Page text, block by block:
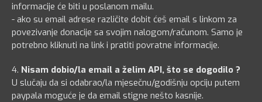
informacije će biti u poslanom mailu.
- ako su email adrese različite dobit ćeš email s linkom za
povezivanje donacije sa svojim nalogom/računom. Samo je
potrebno kliknuti na link i pratiti povratne informacije.
4. Nisam dobio/la email a želim API, što se dogodilo ?
U slučaju da si odabrao/la mjesečnu/godišnju opciju putem
paypala moguće je da email stigne nešto kasnije.